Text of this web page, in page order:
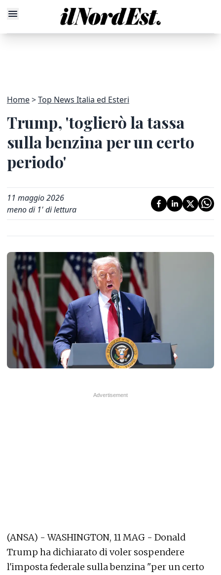
Home Top News Italia ed Esteri
Trump, 'toglierò la tassa
sulla benzina per un certo
periodo'
11 maggio 2026
meno di 1' di lettura
(ANSA) - WASHINGTON, 11 MAG - Donald
Trump ha dichiarato di voler sospendere
l'imposta federale sulla benzina "per un certo